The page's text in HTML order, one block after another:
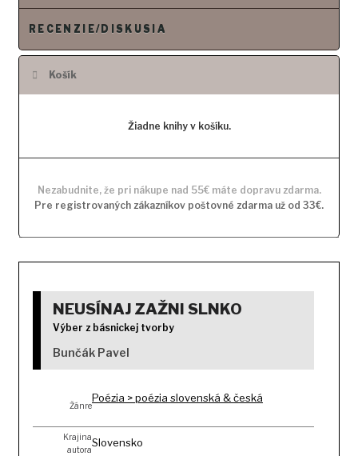
h
RECENZIE/DISKUSIA
Košík
Žiadne knihy v košíku.
Nezabudnite, že pri nákupe nad 55€ máte dopravu zdarma.
Pre registrovaných zákazníkov poštovné zdarma už od 33€.
NEUSÍNAJ ZAŽNI SLNKO
Výber z básnickej tvorby
Bunčák Pavel
Žánre
Poézia > poézia slovenská & česká
Krajina
autora
Slovensko